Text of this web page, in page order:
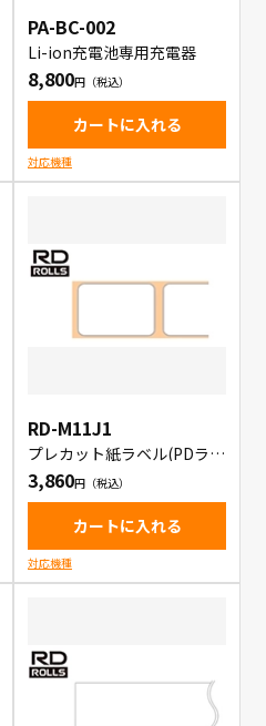
PA-BC-002
Li-ion充電池専用充電器
8,800
カートに入れる
対応機種
RD-M11J1
プレカット紙ラベル(PDラベ
ルA)
3,860
カートに入れる
対応機種